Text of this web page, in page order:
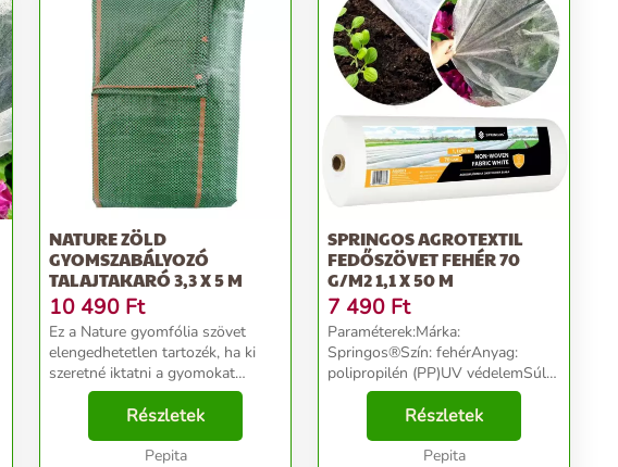
NATURE ZÖLD
GYOMSZABÁLYOZÓ
TALAJTAKARÓ 3,3 X 5 M
10 490 Ft
Ez a Nature gyomfólia szövet
elengedhetetlen tartozék, ha ki
szeretné iktatni a gyomokat
kertjéből! Ez a tartós talajtakaró
szövet szőtt polipropilénből
készült, sűrűsége 90 g/m². A talajt
Részletek
Pepita
SPRINGOS AGROTEXTIL
FEDŐSZÖVET FEHÉR 70
G/M2 1,1 X 50 M
7 490 Ft
Paraméterek:Márka:
Springos®Szín: fehérAnyag:
polipropilén (PP)UV védelemSúly:
70g/m2Méretek:Vastagság: 0,1
mmHossz: 50 mSzélesség: 1,1
mTermékkód: AG0001...
Részletek
Pepita